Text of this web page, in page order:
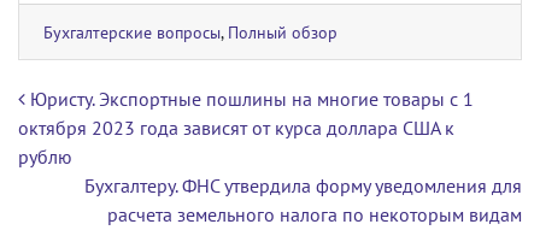
Бухгалтерские вопросы, Полный обзор
Навигация по записям
Юриcту. Экспортные пошлины на многие товары с 1
октября 2023 года зависят от курса доллара США к
рублю
Бухгалтеру. ФНС утвердила форму уведомления для
расчета земельного налога по некоторым видам